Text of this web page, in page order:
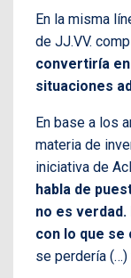
En la misma
de JJ.VV.
convertiría
situaciones
En base a los
materia de
iniciativa de
habla de
no es
con lo que se
se perdería (…)